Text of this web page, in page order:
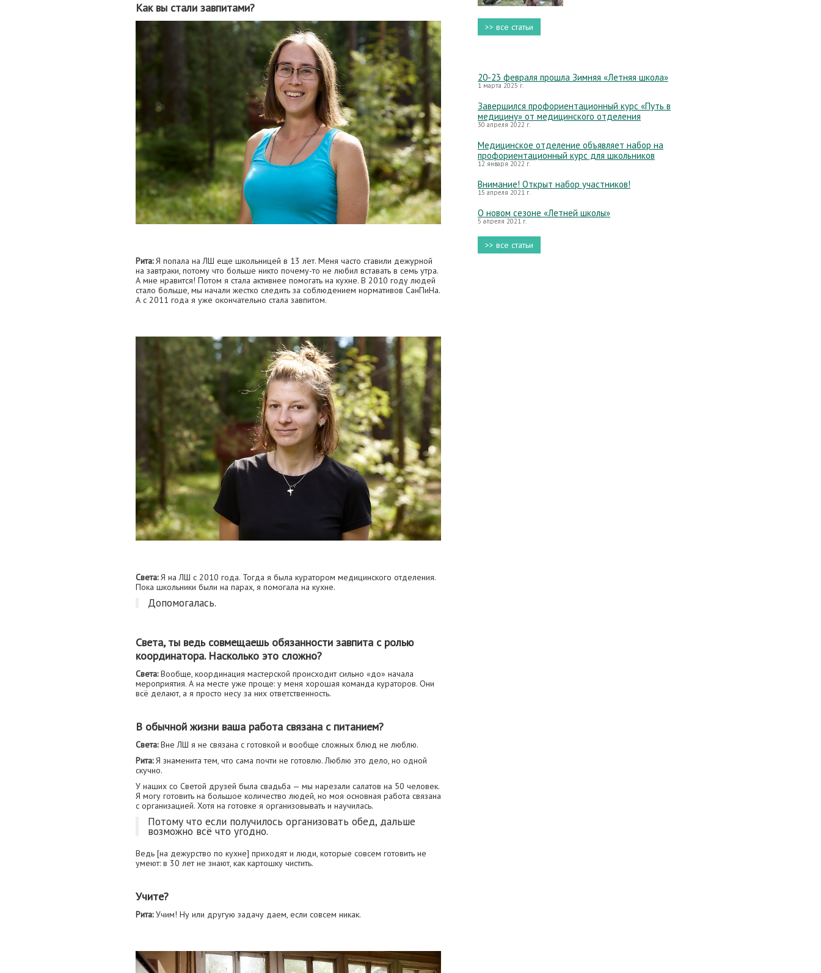
Как вы стали завпитами?
Рита:Я попала на ЛШ еще школьницей в 13 лет. Меня часто ставили дежурной
на завтраки, потому что больше никто почему-то не любил вставать в семь утра.
А мне нравится! Потом я стала активнее помогать на кухне. В 2010 году людей
стало больше, мы начали жестко следить за соблюдением нормативов СанПиНа.
А с 2011 года я уже окончательно стала завпитом.
Света:Я на ЛШ с 2010 года. Тогда я была куратором медицинского отделения.
Пока школьники были на парах, я помогала на кухне.
Допомогалась.
Света, ты ведь совмещаешь обязанности завпита с ролью
координатора. Насколько это сложно?
Света:Вообще, координация мастерской происходит сильно «до» начала
мероприятия. А на месте уже проще: у меня хорошая команда кураторов. Они
всё делают, а я просто несу за них ответственность.
В обычной жизни ваша работа связана с питанием?
Света:Вне ЛШ я не связана с готовкой и вообще сложных блюд не люблю.
Рита:Я знаменита тем, что сама почти не готовлю. Люблю это дело, но одной
скучно.
У наших со Светой друзей была свадьба — мы нарезали салатов на 50 человек.
Я могу готовить на большое количество людей, но моя основная работа связана
с организацией. Хотя на готовке я организовывать и научилась.
Потому что если получилось организовать обед, дальше
возможно всё что угодно.
Ведь [на дежурство по кухне] приходят и люди, которые совсем готовить не
умеют: в 30 лет не знают, как картошку чистить.
Учите?
Рита:Учим! Ну или другую задачу даем, если совсем никак.
>> все статьи
20-23 февраля прошла Зимняя «Летняя школа»
1 марта 2025 г.
Завершился профориентационный курс «Путь в
медицину» от медицинского отделения
30 апреля 2022 г.
Медицинское отделение объявляет набор на
профориентационный курс для школьников
12 января 2022 г.
Внимание! Открыт набор участников!
15 апреля 2021 г.
О новом сезоне «Летней школы»
5 апреля 2021 г.
>> все статьи